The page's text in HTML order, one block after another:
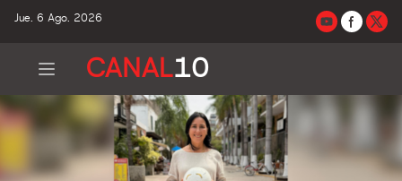
Jue. 6 Ago. 2026
CANAL10